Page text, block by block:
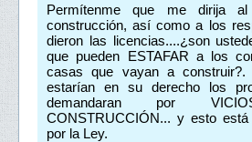
Permítenme que me dirija
construcción, así como a los
dieron las licencias....¿son
que pueden ESTAFAR a los
casas que vayan a construir?.
estarían en su derecho los
demandaran por
CONSTRUCCIÓN... y esto está
por la Ley.